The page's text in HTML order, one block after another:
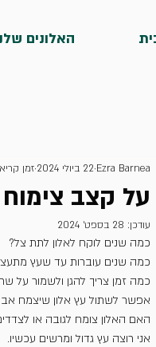
האלונים
על קצב
Ezra Barnea 22 ביולי 2024 זמן קריאה 5
עודכן: 28 בספט׳ 2024
כמה שנים לוקח לאלון לתת צל?
כמה שנים עוברות עד שעץ
כמה זמן צריך להגן ולשמור על
אפשר לשתול עץ אלון שיצמח
האם האלון צומח לגובה או
אני רוצה עץ גדול ומרשים עכשיו.